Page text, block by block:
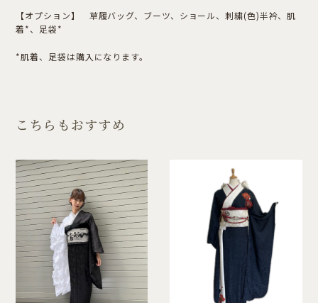
【オプション】 草履バッグ、ブーツ、ショール、刺繍(色)半衿、肌
着*、足袋*
*肌着、足袋は購入になります。
こちらもおすすめ